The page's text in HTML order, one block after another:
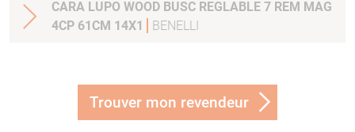
CARA LUPO WOOD BUSC REGLABLE 7 REM MAG
4CP 61CM 14X1
BENELLI
Trouver mon revendeur